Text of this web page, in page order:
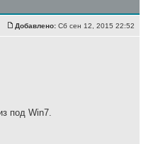
Добавлено: Сб сен 12, 2015 22:52
под Win7.